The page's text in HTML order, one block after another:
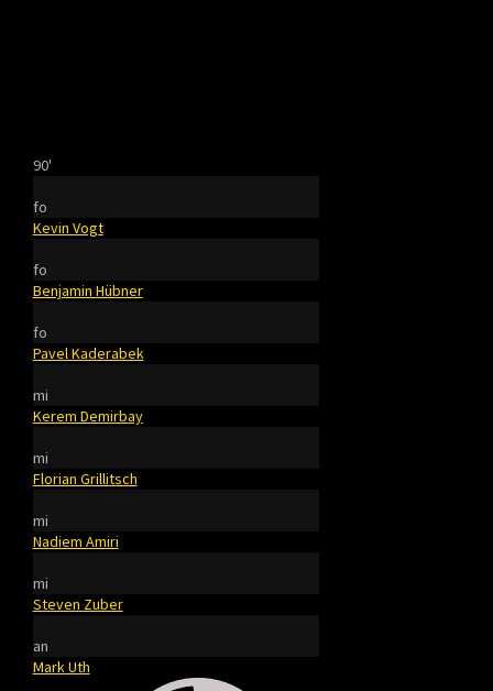
90'
fo
Kevin Vogt
fo
Benjamin Hübner
fo
Pavel Kaderabek
mi
Kerem Demirbay
mi
Florian Grillitsch
mi
Nadiem Amiri
mi
Steven Zuber
an
Mark Uth